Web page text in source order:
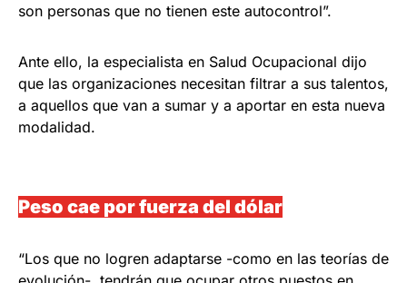
son personas que no tienen este autocontrol”.
Ante ello, la especialista en Salud Ocupacional dijo
que las organizaciones necesitan filtrar a sus talentos,
a aquellos que van a sumar y a aportar en esta nueva
modalidad.
Peso cae por fuerza del dólar
“Los que no logren adaptarse -como en las teorías de